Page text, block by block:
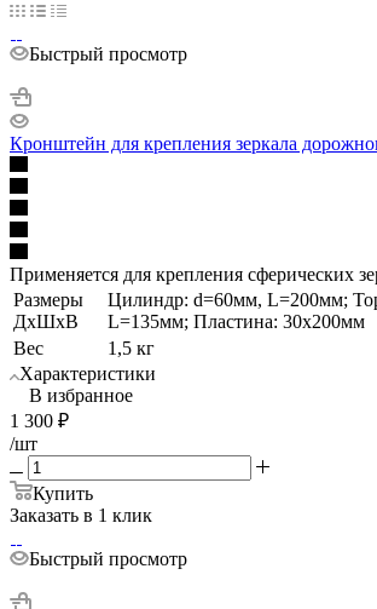
Быстрый просмотр
Кронштейн для крепления зеркала
Применяется для крепления сферических
Размеры
ДхШхВ
Цилиндр: d=60мм, L=200мм;
L=135мм; Пластина: 30х200мм
Вес
1,5 кг
Характеристики
В избранное
1 300 ₽
/шт
Купить
Заказать в 1 клик
Быстрый просмотр